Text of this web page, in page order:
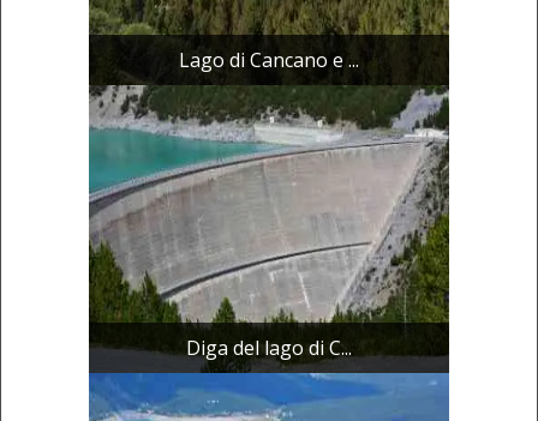
Lago di Cancano e ...
Diga del lago di C...